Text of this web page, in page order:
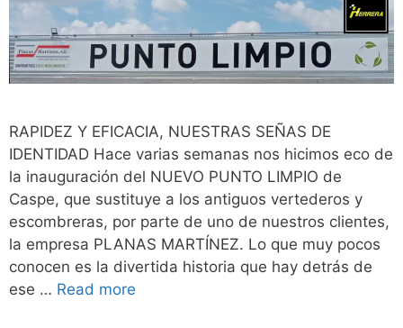
RAPIDEZ Y EFICACIA, NUESTRAS SEÑAS DE
IDENTIDAD Hace varias semanas nos hicimos eco de
la inauguración del NUEVO PUNTO LIMPIO de
Caspe, que sustituye a los antiguos vertederos y
escombreras, por parte de uno de nuestros clientes,
la empresa PLANAS MARTÍNEZ. Lo que muy pocos
conocen es la divertida historia que hay detrás de
ese … Read more